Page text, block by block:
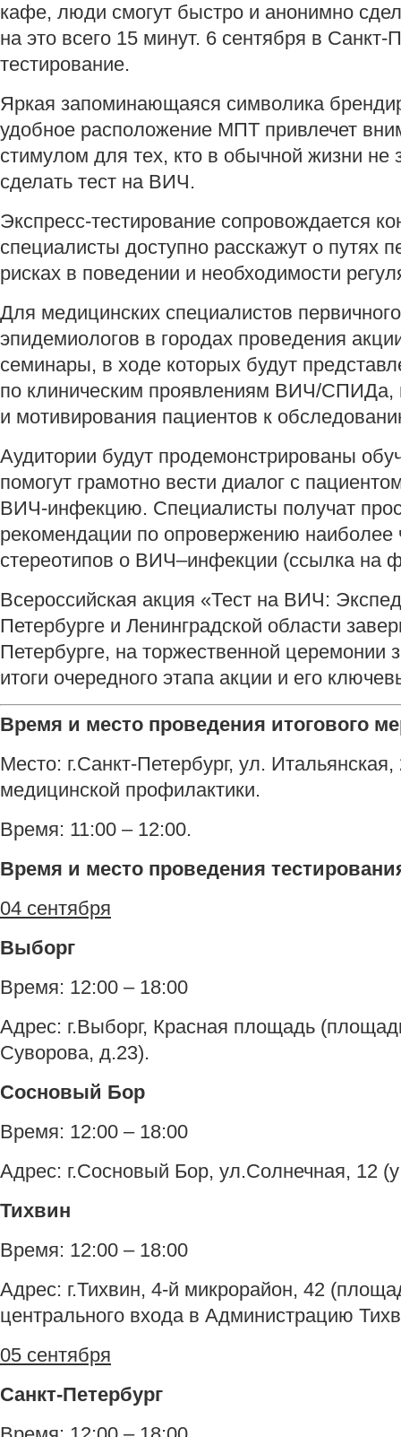
кафе, люди смогут быстро и анонимно
на это всего 15 минут. 6 сентября в Санкт-
тестирование.
Яркая запоминающаяся символика
удобное расположение МПТ привлечет
стимулом для тех, кто в обычной жизни не
сделать тест на ВИЧ.
Экспресс-тестирование сопровождается
специалисты доступно расскажут о путях
рисках в поведении и необходимости
Для медицинских специалистов
эпидемиологов в городах проведения
семинары, в ходе которых будут
по клиническим проявлениям ВИЧ/СПИДа,
и мотивирования пациентов к
Аудитории будут продемонстрированы
помогут грамотно вести диалог с
ВИЧ-инфекцию. Специалисты получат
рекомендации по опровержению наиболее
стереотипов о ВИЧ–инфекции (ссылка
Всероссийская акция «Тест на ВИЧ:
Петербурге и Ленинградской области
Петербурге, на торжественной церемонии
итоги очередного этапа акции и его
Время и место проведения итогового
Место: г.Санкт-Петербург, ул.
медицинской профилактики.
Время: 11:00 – 12:00.
Время и место проведения
04 сентября
Выборг
Время: 12:00 – 18:00
Адрес: г.Выборг, Красная площадь
Суворова, д.23).
Сосновый Бор
Время: 12:00 – 18:00
Адрес: г.Сосновый Бор, ул.Солнечная, 12
Тихвин
Время: 12:00 – 18:00
Адрес: г.Тихвин, 4-й микрорайон, 42
центрального входа в Администрацию
05 сентября
Санкт-Петербург